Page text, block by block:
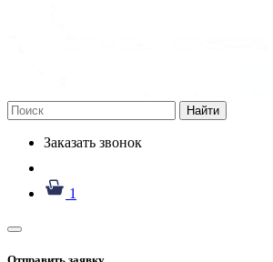
Найти
Заказать звонок
1